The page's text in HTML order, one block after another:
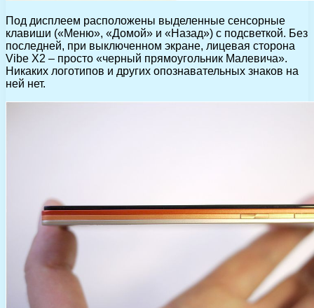
Под дисплеем расположены выделенные сенсорные
клавиши («Меню», «Домой» и «Назад») с подсветкой. Без
последней, при выключенном экране, лицевая сторона
Vibe X2 – просто «черный прямоугольник Малевича».
Никаких логотипов и других опознавательных знаков на
ней нет.